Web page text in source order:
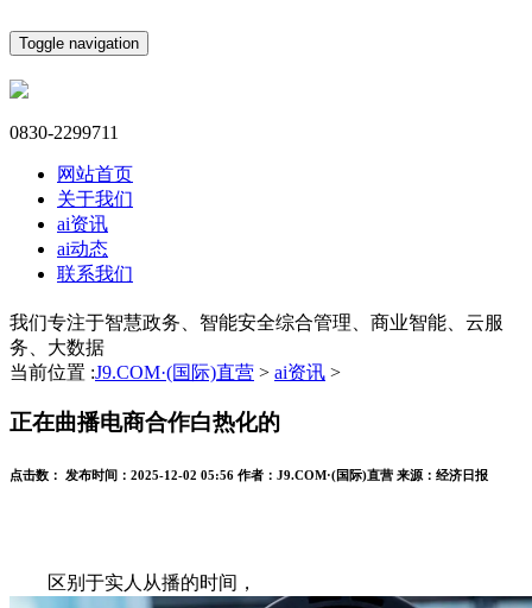
Toggle navigation
0830-2299711
网站首页
关于我们
ai资讯
ai动态
联系我们
我们专注于智慧政务、智能安全综合管理、商业智能、云服
务、大数据
当前位置 :J9.COM·(国际)直营 > ai资讯 >
正在曲播电商合作白热化的
点击数： 发布时间： 2025-12-02 05:56 作者： J9.COM·(国际)直营 来源： 经济日报
区别于实人从播的时间，